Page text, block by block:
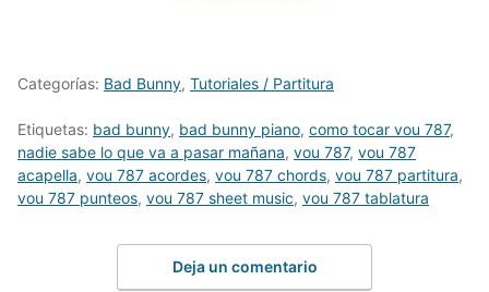
Categorías: Bad Bunny, Tutoriales / Partitura
Etiquetas: bad bunny, bad bunny piano, como tocar vou 787,
nadie sabe lo que va a pasar mañana, vou 787, vou 787
acapella, vou 787 acordes, vou 787 chords, vou 787 partitura,
vou 787 punteos, vou 787 sheet music, vou 787 tablatura
Deja un comentario